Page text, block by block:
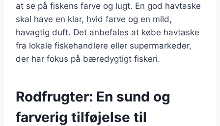
at se på fiskens farve og lugt. En god havtaske
skal have en klar, hvid farve og en mild,
havagtig duft. Det anbefales at købe havtaske
fra lokale fiskehandlere eller supermarkeder,
der har fokus på bæredygtigt fiskeri.
Rodfrugter: En sund og
farverig tilføjelse til